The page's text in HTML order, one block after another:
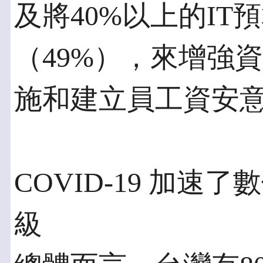
及將40%以上的IT
（49%），來增強
施和建立員工資安
COVID-19 加速了
級